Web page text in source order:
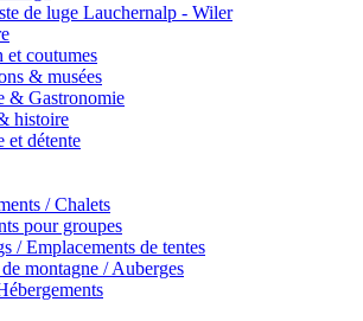
de luge Lauchernalp - Wiler
et coutumes
& musées
& Gastronomie
histoire
et détente
/ Chalets
pour groupes
/ Emplacements de tentes
montagne / Auberges